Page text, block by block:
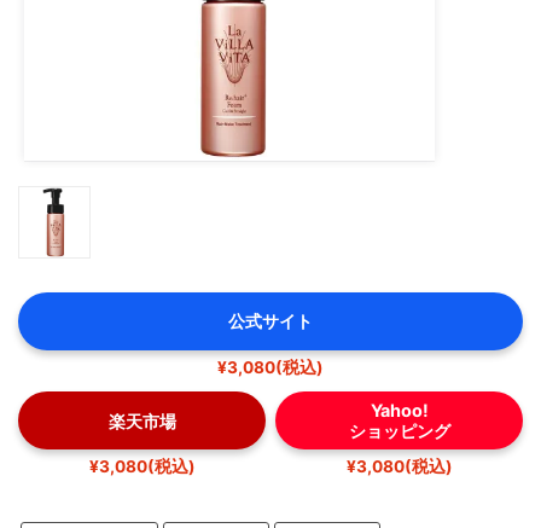
公式サイト
¥3,080(税込)
楽天市場
¥3,080(税込)
Yahoo!
ショッピング
¥3,080(税込)